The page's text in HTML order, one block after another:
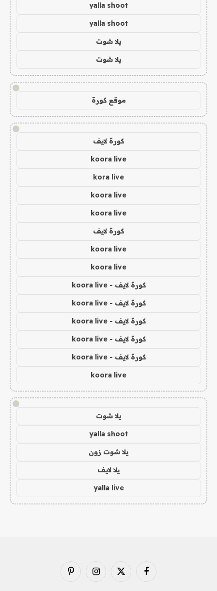
yalla shoot
yalla shoot
يلا شوت
يلا شوت
!
موقع كورة
!
كورة لايف
koora live
kora live
koora live
koora live
كورة لايف
koora live
koora live
كورة لايف - koora live
كورة لايف - koora live
كورة لايف - koora live
كورة لايف - koora live
كورة لايف - koora live
koora live
!
يلا شوت
yalla shoot
يلا شوت زون
يلا لايف
yalla live
فيسبوك X
الانستغرامبينتيريست